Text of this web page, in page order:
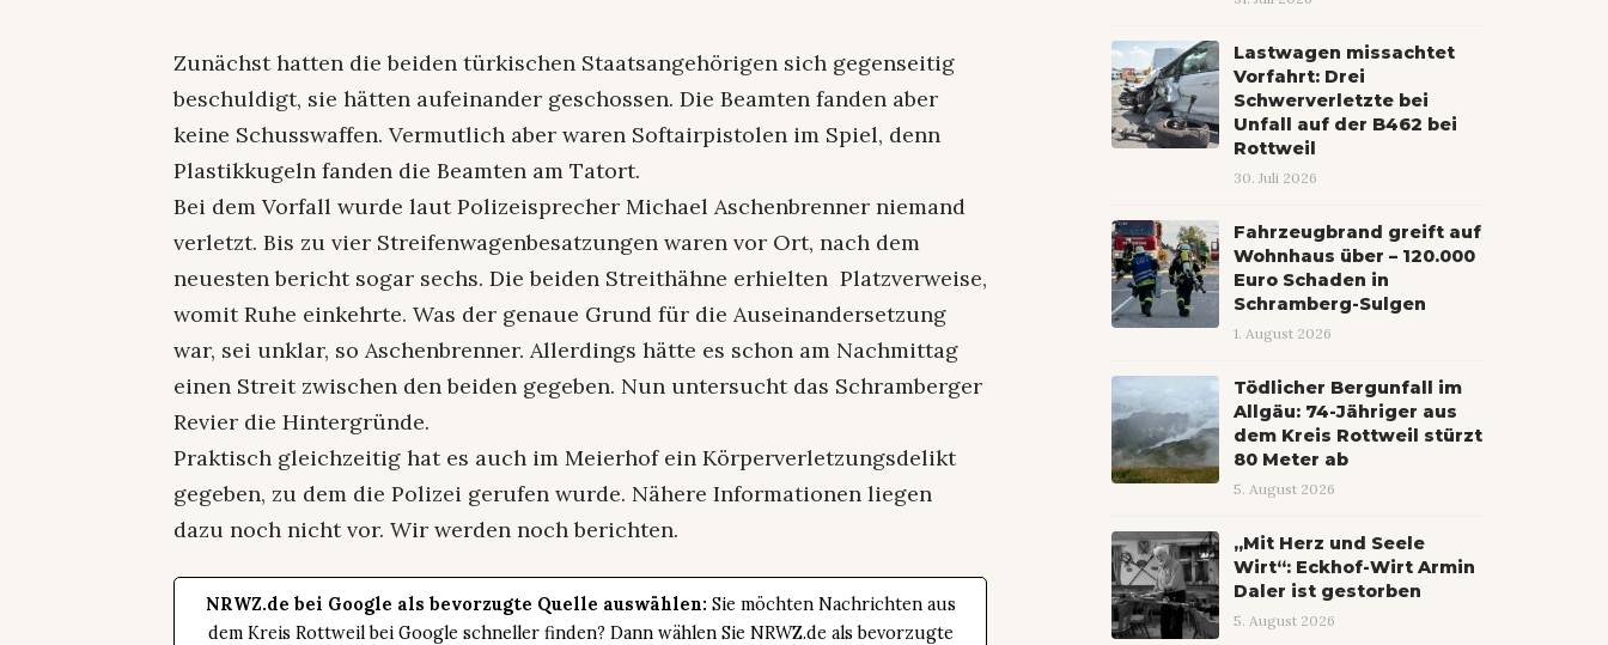
Zunächst hatten die beiden türkischen Staatsangehörigen sich gegenseitig
beschuldigt, sie hätten aufeinander geschossen. Die Beamten fanden aber
keine Schusswaffen. Vermutlich aber waren Softairpistolen im Spiel, denn
Plastikkugeln fanden die Beamten am Tatort.
Bei dem Vorfall wurde laut Polizeisprecher Michael Aschenbrenner niemand
verletzt. Bis zu vier Streifenwagenbesatzungen waren vor Ort, nach dem
neuesten bericht sogar sechs. Die beiden Streithähne erhielten Platzverweise,
womit Ruhe einkehrte. Was der genaue Grund für die Auseinandersetzung
war, sei unklar, so Aschenbrenner. Allerdings hätte es schon am Nachmittag
einen Streit zwischen den beiden gegeben. Nun untersucht das Schramberger
Revier die Hintergründe.
Praktisch gleichzeitig hat es auch im Meierhof ein Körperverletzungsdelikt
gegeben, zu dem die Polizei gerufen wurde. Nähere Informationen liegen
dazu noch nicht vor. Wir werden noch berichten.
NRWZ.de bei Google als bevorzugte Quelle auswählen: Sie möchten Nachrichten aus
dem Kreis Rottweil bei Google schneller finden? Dann wählen Sie NRWZ.de als bevorzugte
Lastwagen missachtet
Vorfahrt: Drei
Schwerverletzte bei
Unfall auf der B462 bei
Rottweil
30. Juli 2026
Fahrzeugbrand greift auf
Wohnhaus über – 120.000
Euro Schaden in
Schramberg-Sulgen
1. August 2026
Tödlicher Bergunfall im
Allgäu: 74-Jähriger aus
dem Kreis Rottweil stürzt
80 Meter ab
5. August 2026
„Mit Herz und Seele
Wirt“: Eckhof-Wirt Armin
Daler ist gestorben
5. August 2026